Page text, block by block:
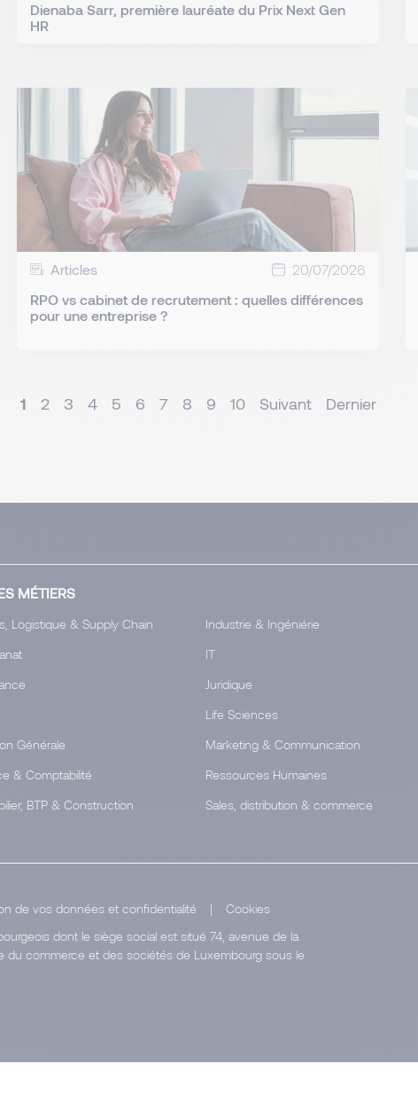
Dienaba Sarr, première lauréate du Prix Next Gen
HR
Articles
20/07/2026
RPO vs cabinet de recrutement : quelles différences
pour une entreprise ?
1 2 3 4 5 6 7 8 9 10 Suivant Dernier
MÉTIERS
Logistique & Supply Chain
Générale
& Comptabilité
BTP & Construction
Industrie & Ingéniérie
IT
Juridique
Life Sciences
Marketing & Communication
Ressources Humaines
Sales, distribution & commerce
de vos données et confidentialité |
Cookies
dont le siège social est situé 74, avenue de la
du commerce et des sociétés de Luxembourg sous le